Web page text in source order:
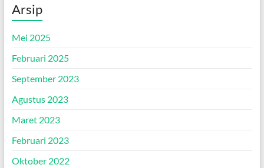
Arsip
Mei 2025
Februari 2025
September 2023
Agustus 2023
Maret 2023
Februari 2023
Oktober 2022